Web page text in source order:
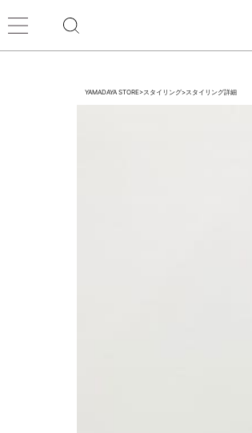
YAMADAYA STORE>スタイリング>スタイリング詳細